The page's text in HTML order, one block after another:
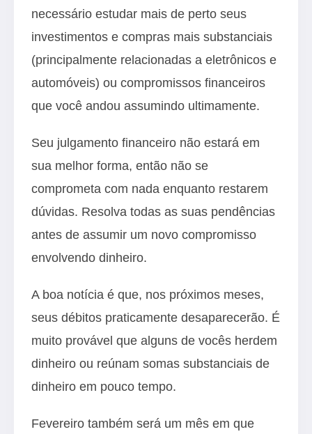
necessário estudar mais de perto seus
investimentos e compras mais substanciais
(principalmente relacionadas a eletrônicos e
automóveis) ou compromissos financeiros
que você andou assumindo ultimamente.
Seu julgamento financeiro não estará em
sua melhor forma, então não se
comprometa com nada enquanto restarem
dúvidas. Resolva todas as suas pendências
antes de assumir um novo compromisso
envolvendo dinheiro.
A boa notícia é que, nos próximos meses,
seus débitos praticamente desaparecerão. É
muito provável que alguns de vocês herdem
dinheiro ou reúnam somas substanciais de
dinheiro em pouco tempo.
Fevereiro também será um mês em que